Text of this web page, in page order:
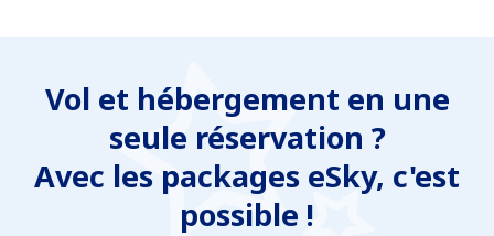
Vol et hébergement en une
seule réservation ?
Avec les packages eSky, c'est
possible !